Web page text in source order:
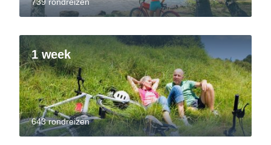
739 rondreizen
1 week
643 rondreizen